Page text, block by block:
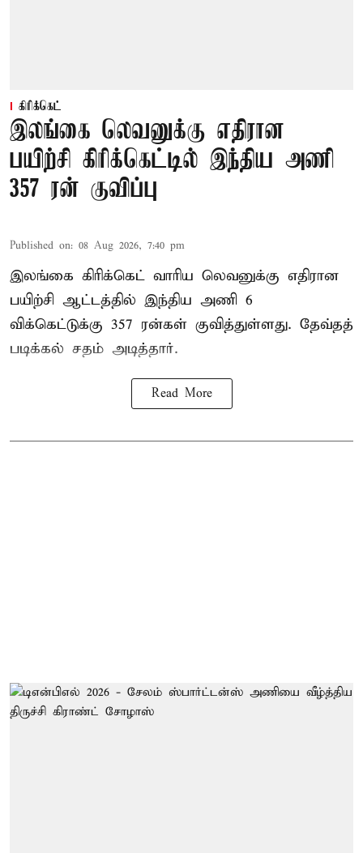
கிரிக்கெட்
இலங்கை லெவனுக்கு எதிரான
பயிற்சி கிரிக்கெட்டில் இந்திய அணி
357 ரன் குவிப்பு
Published on: 08 Aug 2026, 7:40 pm
இலங்கை கிரிக்கெட் வாரிய லெவனுக்கு எதிரான
பயிற்சி ஆட்டத்தில் இந்திய அணி 6
விக்கெட்டுக்கு 357 ரன்கள் குவித்துள்ளது. தேவ்தத்
படிக்கல் சதம் அடித்தார்.
Read More